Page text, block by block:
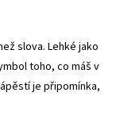
slova. Lehké jako
toho, co máš v
je připomínka,